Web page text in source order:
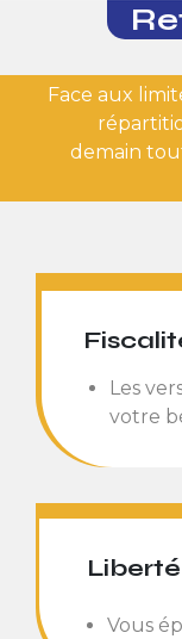
Face aux
demain
Les
votre
Liberté
Vous